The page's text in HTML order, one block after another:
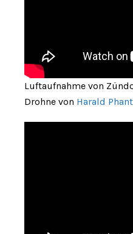
Luftaufnahme von
Drohne von Harald